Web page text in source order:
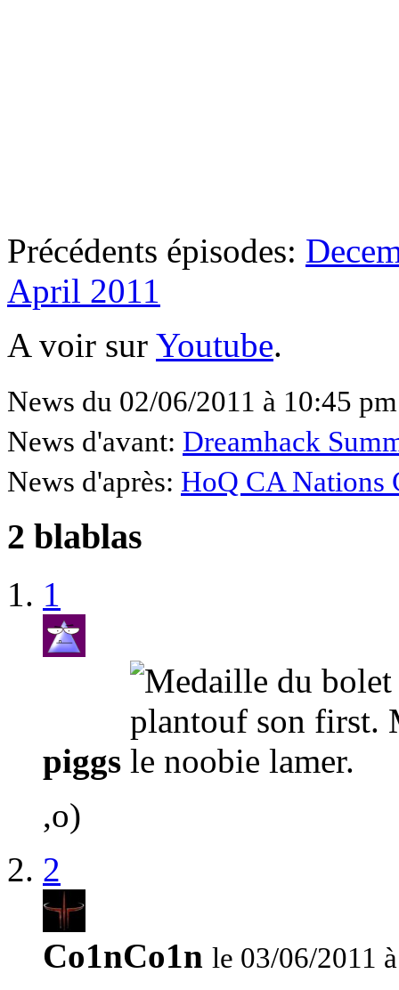
Précédents épisodes:
April 2011
A voir sur Youtube.
News du 02/06/2011 à 10:45
News d'avant: Dreamhack
News d'après: HoQ CA Nations
2 blablas
1
piggs
,o)
2
Co1nCo1n le 03/06/2011